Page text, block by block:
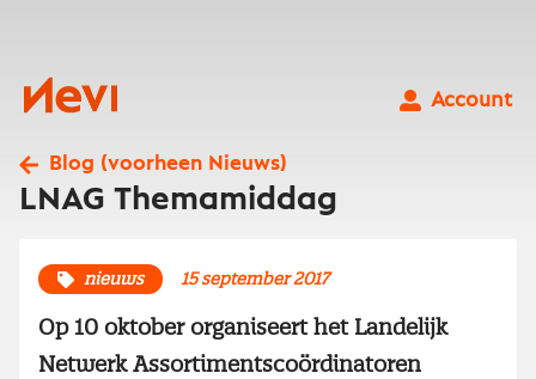
Nevi
Account
Blog (voorheen Nieuws)
LNAG Themamiddag
nieuws 15 september 2017
Op 10 oktober organiseert het Landelijk
Netwerk Assortimentscoördinatoren